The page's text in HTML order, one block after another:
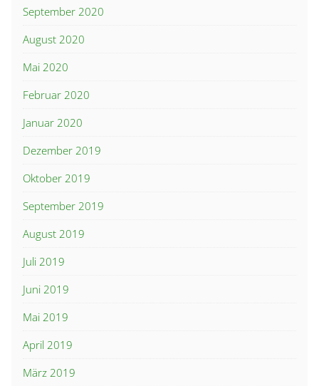
September 2020
August 2020
Mai 2020
Februar 2020
Januar 2020
Dezember 2019
Oktober 2019
September 2019
August 2019
Juli 2019
Juni 2019
Mai 2019
April 2019
März 2019